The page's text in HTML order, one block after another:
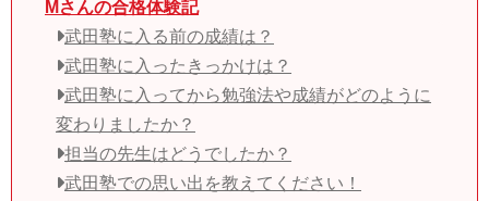
Mさんの合格体験記
武田塾に入る前の成績は？
武田塾に入ったきっかけは？
武田塾に入ってから勉強法や成績がどのように
変わりましたか？
担当の先生はどうでしたか？
武田塾での思い出を教えてください！